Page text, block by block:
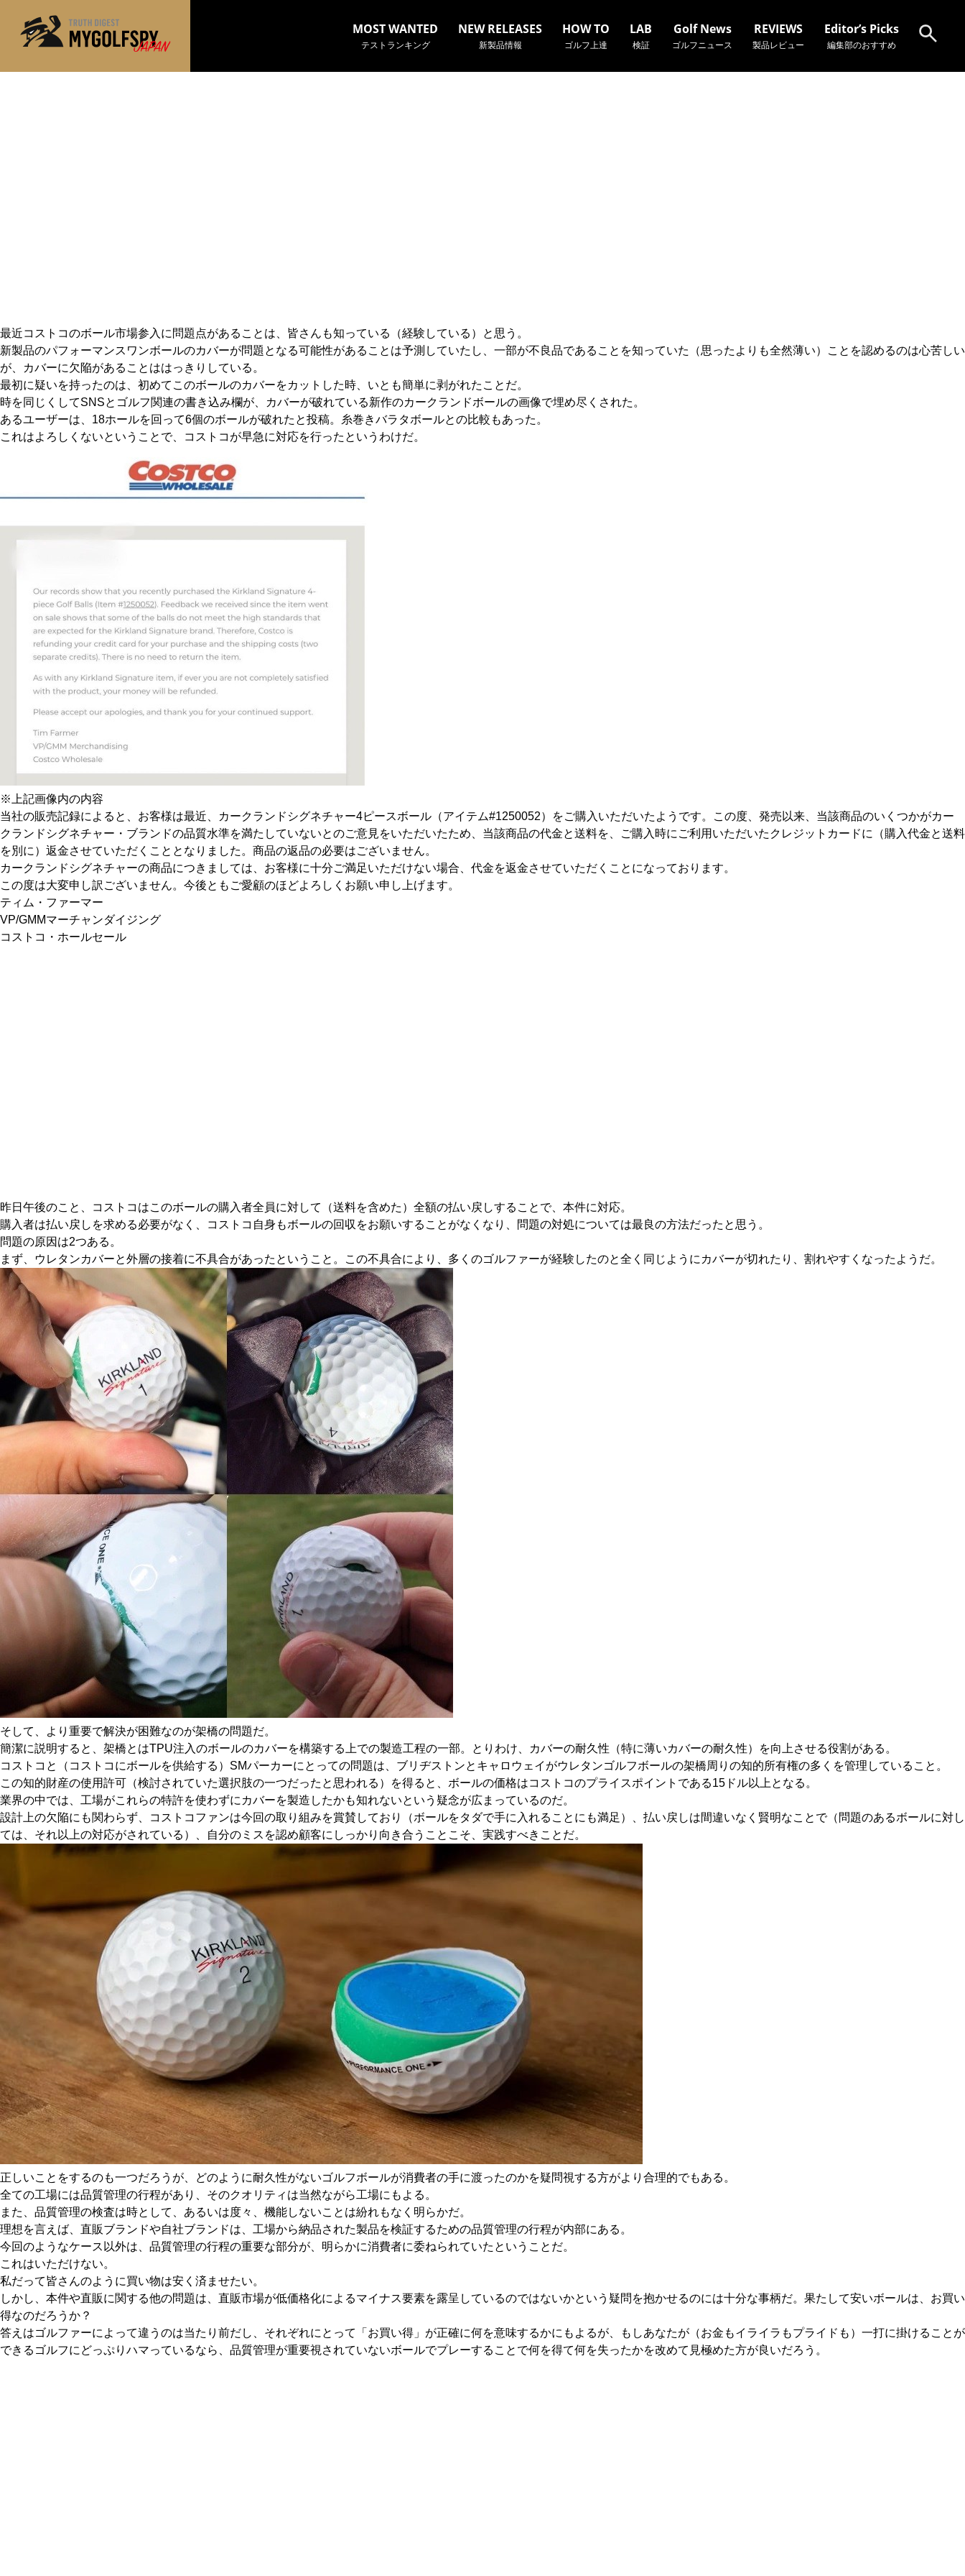
MOST WANTED
テストランキング
NEW RELEASES
新製品情報
HOW TO
ゴルフ上達
LAB
検証
Golf News
ゴルフニュース
REVIEWS
製品レビュー
Editor’s Picks
編集部のおすすめ
最近コストコのボール市場参入に問題点があることは、皆さんも知っている（経験している）と思う。
新製品のパフォーマンスワンボールのカバーが問題となる可能性があることは予測していたし、一部が不良品であることを知っていた（思ったよりも全然薄い）ことを認めるのは心苦しい
が、カバーに欠陥があることははっきりしている。
最初に疑いを持ったのは、初めてこのボールのカバーをカットした時、いとも簡単に剥がれたことだ。
時を同じくしてSNSとゴルフ関連の書き込み欄が、カバーが破れている新作のカークランドボールの画像で埋め尽くされた。
あるユーザーは、18ホールを回って6個のボールが破れたと投稿。糸巻きバラタボールとの比較もあった。
これはよろしくないということで、コストコが早急に対応を行ったというわけだ。
※上記画像内の内容
当社の販売記録によると、お客様は最近、カークランドシグネチャー4ピースボール（アイテム#1250052）をご購入いただいたようです。この度、発売以来、当該商品のいくつかがカー
クランドシグネチャー・ブランドの品質水準を満たしていないとのご意見をいただいたため、当該商品の代金と送料を、ご購入時にご利用いただいたクレジットカードに（購入代金と送料
を別に）返金させていただくこととなりました。商品の返品の必要はございません。
カークランドシグネチャーの商品につきましては、お客様に十分ご満足いただけない場合、代金を返金させていただくことになっております。
この度は大変申し訳ございません。今後ともご愛顧のほどよろしくお願い申し上げます。
ティム・ファーマー
VP/GMMマーチャンダイジング
コストコ・ホールセール
昨日午後のこと、コストコはこのボールの購入者全員に対して（送料を含めた）全額の払い戻しすることで、本件に対応。
購入者は払い戻しを求める必要がなく、コストコ自身もボールの回収をお願いすることがなくなり、問題の対処については最良の方法だったと思う。
問題の原因は2つある。
まず、ウレタンカバーと外層の接着に不具合があったということ。この不具合により、多くのゴルファーが経験したのと全く同じようにカバーが切れたり、割れやすくなったようだ。
そして、より重要で解決が困難なのが架橋の問題だ。
簡潔に説明すると、架橋とはTPU注入のボールのカバーを構築する上での製造工程の一部。とりわけ、カバーの耐久性（特に薄いカバーの耐久性）を向上させる役割がある。
コストコと（コストコにボールを供給する）SMパーカーにとっての問題は、ブリヂストンとキャロウェイがウレタンゴルフボールの架橋周りの知的所有権の多くを管理していること。
この知的財産の使用許可（検討されていた選択肢の一つだったと思われる）を得ると、ボールの価格はコストコのプライスポイントである15ドル以上となる。
業界の中では、工場がこれらの特許を使わずにカバーを製造したかも知れないという疑念が広まっているのだ。
設計上の欠陥にも関わらず、コストコファンは今回の取り組みを賞賛しており（ボールをタダで手に入れることにも満足）、払い戻しは間違いなく賢明なことで（問題のあるボールに対し
ては、それ以上の対応がされている）、自分のミスを認め顧客にしっかり向き合うことこそ、実践すべきことだ。
正しいことをするのも一つだろうが、どのように耐久性がないゴルフボールが消費者の手に渡ったのかを疑問視する方がより合理的でもある。
全ての工場には品質管理の行程があり、そのクオリティは当然ながら工場にもよる。
また、品質管理の検査は時として、あるいは度々、機能しないことは紛れもなく明らかだ。
理想を言えば、直販ブランドや自社ブランドは、工場から納品された製品を検証するための品質管理の行程が内部にある。
今回のようなケース以外は、品質管理の行程の重要な部分が、明らかに消費者に委ねられていたということだ。
これはいただけない。
私だって皆さんのように買い物は安く済ませたい。
しかし、本件や直販に関する他の問題は、直販市場が低価格化によるマイナス要素を露呈しているのではないかという疑問を抱かせるのには十分な事柄だ。果たして安いボールは、お買い
得なのだろうか？
答えはゴルファーによって違うのは当たり前だし、それぞれにとって「お買い得」が正確に何を意味するかにもよるが、もしあなたが（お金もイライラもプライドも）一打に掛けることが
できるゴルフにどっぷりハマっているなら、品質管理が重要視されていないボールでプレーすることで何を得て何を失ったかを改めて見極めた方が良いだろう。
HYBRIDS
IRONS アイアン
WEDGES ウェッジ
PUTTERS パター
Editor’s Picks 編集部のおすすめ
Our Team 私たちのチーム
ABOUT US